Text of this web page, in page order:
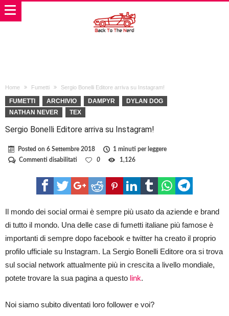
Home Fumetti Sergio Bonelli Editore arriva su Instagram!
FUMETTI ARCHIVIO DAMPYR
DYLAN DOG
NATHAN NEVER
TEX
Sergio Bonelli Editore arriva su Instagram!
Posted on 6 Settembre 2018
1 minuti per leggere
Commenti disabilitati
Editore
Instagram!
0 1,126
Il mondo dei social ormai è sempre più usato da aziende e brand
di tutto il mondo. Una delle case di fumetti italiane più famose è
importanti di sempre dopo facebook e twitter ha creato il proprio
profilo ufficiale su Instagram. La Sergio Bonelli Editore ora si trova
sul social network attualmente più in crescita a livello mondiale,
potete trovare la sua pagina a questo link.
Noi siamo subito diventati loro follower e voi?